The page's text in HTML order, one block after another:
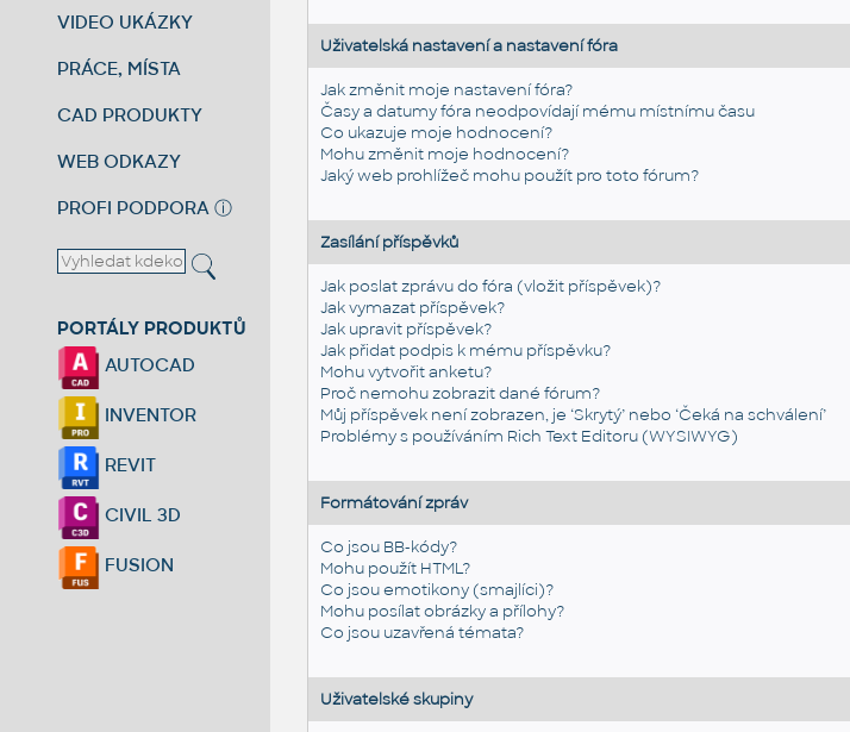
VIDEO UKÁZKY
PRÁCE, MÍSTA
CAD PRODUKTY
WEB ODKAZY
PROFI PODPORA ⓘ
PORTÁLY PRODUKTŮ
AUTOCAD
INVENTOR
REVIT
CIVIL 3D
FUSION
Uživatelská nastavení a nastavení fóra
Jak změnit moje nastavení fóra?
Časy a datumy fóra neodpovídají mému místnímu času
Co ukazuje moje hodnocení?
Mohu změnit moje hodnocení?
Jaký web prohlížeč mohu použít pro toto fórum?
Zasílání příspěvků
Jak poslat zprávu do fóra (vložit příspěvek)?
Jak vymazat příspěvek?
Jak upravit příspěvek?
Jak přidat podpis k mému příspěvku?
Mohu vytvořit anketu?
Proč nemohu zobrazit dané fórum?
Můj příspěvek není zobrazen, je ‘Skrytý’ nebo ‘Čeká na schválení’
Problémy s používáním Rich Text Editoru (WYSIWYG)
Formátování zpráv
Co jsou BB-kódy?
Mohu použít HTML?
Co jsou emotikony (smajlíci)?
Mohu posílat obrázky a přílohy?
Co jsou uzavřená témata?
Uživatelské skupiny